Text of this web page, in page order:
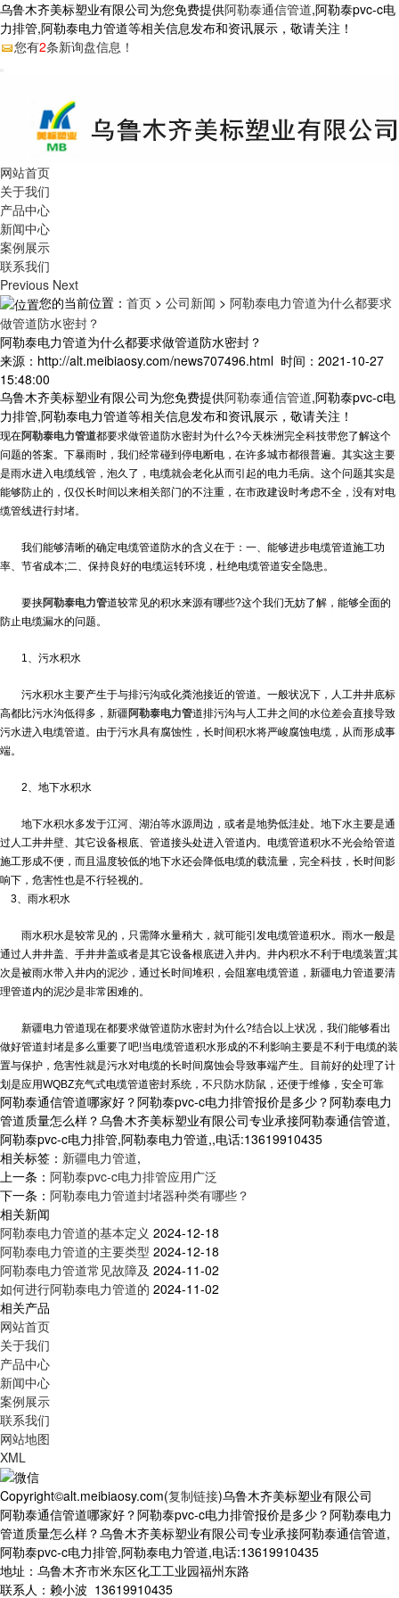
乌鲁木齐美标塑业有限公司为您免费提供阿勒泰通信管道,阿勒泰pvc-c电
力排管,阿勒泰电力管道等相关信息发布和资讯展示，敬请关注！
您有2条新询盘信息！
网站首页
关于我们
产品中心
新闻中心
案例展示
联系我们
Previous Next
您的当前位置： 首页 > 公司新闻 > 阿勒泰电力管道为什么都要求
做管道防水密封？
阿勒泰电力管道为什么都要求做管道防水密封？
来源：http://alt.meibiaosy.com/news707496.html 时间：2021-10-27
15:48:00
乌鲁木齐美标塑业有限公司为您免费提供阿勒泰通信管道,阿勒泰pvc-c电
力排管,阿勒泰电力管道等相关信息发布和资讯展示，敬请关注！
现在阿勒泰电力管道都要求做管道防水密封为什么?今天株洲完全科技带您了解这个
问题的答案。下暴雨时，我们经常碰到停电断电，在许多城市都很普遍。其实这主要
是雨水进入电缆线管，泡久了，电缆就会老化从而引起的电力毛病。这个问题其实是
能够防止的，仅仅长时间以来相关部门的不注重，在市政建设时考虑不全，没有对电
缆管线进行封堵。
我们能够清晰的确定电缆管道防水的含义在于：一、能够进步电缆管道施工功
率、节省成本;二、保持良好的电缆运转环境，杜绝电缆管道安全隐患。
要挟阿勒泰电力管道较常见的积水来源有哪些?这个我们无妨了解，能够全面的
防止电缆漏水的问题。
1、污水积水
污水积水主要产生于与排污沟或化粪池接近的管道。一般状况下，人工井井底标
高都比污水沟低得多， 新疆阿勒泰电力管道排污沟与人工井之间的水位差会直接导致
污水进入电缆管道。由于污水具有腐蚀性，长时间积水将严峻腐蚀电缆，从而形成事
端。
2、地下水积水
地下水积水多发于江河、湖泊等水源周边，或者是地势低洼处。地下水主要是通
过人工井井壁、其它设备根底、管道接头处进入管道内。电缆管道积水不光会给管道
施工形成不便，而且温度较低的地下水还会降低电缆的载流量，完全科技，长时间影
响下，危害性也是不行轻视的。
3、雨水积水
雨水积水是较常见的，只需降水量稍大，就可能引发电缆管道积水。雨水一般是
通过人井井盖、手井井盖或者是其它设备根底进入井内。井内积水不利于电缆装置;其
次是被雨水带入井内的泥沙，通过长时间堆积，会阻塞电缆管道， 新疆电力管道要清
理管道内的泥沙是非常困难的。
新疆电力管道现在都要求做管道防水密封为什么?结合以上状况，我们能够看出
做好管道封堵是多么重要了吧!当电缆管道积水形成的不利影响主要是不利于电缆的装
置与保护，危害性就是污水对电缆的长时间腐蚀会导致事端产生。目前好的处理了计
划是应用WQBZ充气式电缆管道密封系统，不只防水防鼠，还便于维修，安全可靠
阿勒泰通信管道哪家好？阿勒泰pvc-c电力排管报价是多少？阿勒泰电力
管道质量怎么样？乌鲁木齐美标塑业有限公司专业承接阿勒泰通信管道,
阿勒泰pvc-c电力排管,阿勒泰电力管道,,电话:13619910435
相关标签： 新疆电力管道,
上一条： 阿勒泰pvc-c电力排管应用广泛
下一条： 阿勒泰电力管道封堵器种类有哪些？
相关新闻
阿勒泰电力管道的基本定义 2024-12-18
阿勒泰电力管道的主要类型 2024-12-18
阿勒泰电力管道常见故障及 2024-11-02
如何进行阿勒泰电力管道的 2024-11-02
相关产品
网站首页
关于我们
产品中心
新闻中心
案例展示
联系我们
网站地图
XML
Copyright©alt.meibiaosy.com(复制链接)乌鲁木齐美标塑业有限公司
阿勒泰通信管道哪家好？阿勒泰pvc-c电力排管报价是多少？阿勒泰电力
管道质量怎么样？乌鲁木齐美标塑业有限公司专业承接阿勒泰通信管道,
阿勒泰pvc-c电力排管,阿勒泰电力管道,电话:13619910435
地址：乌鲁木齐市米东区化工工业园福州东路
联系人：赖小波 13619910435